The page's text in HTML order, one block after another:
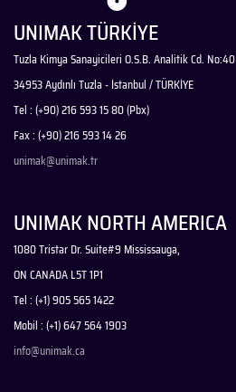
UNIMAK TÜRKİYE
Tuzla Kimya Sanayicileri O.S.B. Analitik Cd. No:40
34953 Aydınlı Tuzla - İstanbul / TÜRKİYE
Tel : (+90) 216 593 15 80 (Pbx)
Fax : (+90) 216 593 14 26
unimak@unimak.tr
UNIMAK NORTH AMERICA
1080 Tristar Dr. Suite#9 Mississauga,
ON CANADA L5T 1P1
Tel : (+1) 905 565 1422
Mobil : (+1) 647 564 1903
info@unimak.ca